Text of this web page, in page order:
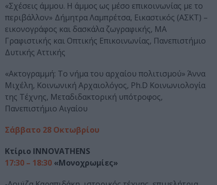
«Σχέσεις άμμου. Η άμμος ως μέσο επικοινωνίας με το
περιβάλλον» Δήμητρα Λαμπρέτσα, Εικαστικός (ΑΣΚΤ) –
εικονογράφος και δασκάλα ζωγραφικής, ΜΑ
Γραφιστικής και Οπτικής Επικοινωνίας, Πανεπιστήμιο
Δυτικής Αττικής
«Ακτογραμμή: Το νήμα του αρχαίου πολιτισμού» Άννα
Μιχέλη, Κοινωνική Αρχαιολόγος, Ph.D Κοινωνιολογία
της Τέχνης, Μεταδιδακτορική υπότροφος,
Πανεπιστήμιο Αιγαίου
Σάββατο 28 Οκτωβρίου
Κτίριο INNOVATHENS
17:30 – 18:30 «Μονοχρωμίες»